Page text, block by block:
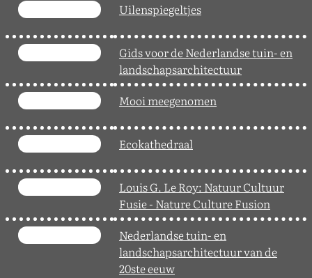
Uilenspiegeltjes
Gids voor de Nederlandse tuin- en
landschapsarchitectuur
Mooi meegenomen
Ecokathedraal
Louis G. Le Roy: Natuur Cultuur
Fusie - Nature Culture Fusion
Nederlandse tuin- en
landschapsarchitectuur van de
20ste eeuw